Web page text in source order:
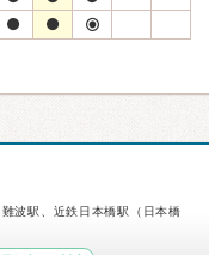
波駅、近鉄日本橋駅（日本橋